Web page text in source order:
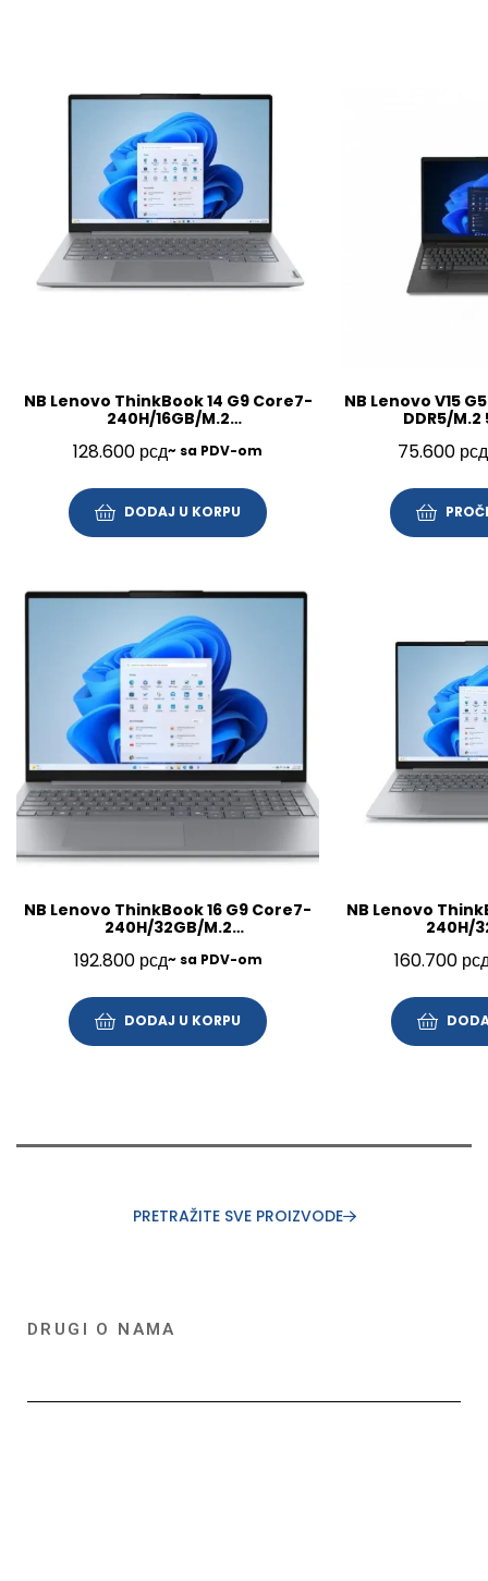
NB Lenovo ThinkBook 14 G9 Core7-
240H/16GB/M.2
128.600 рсд~ sa PDV-om
DODAJ U KORPU
NB Lenovo V15
DDR5/M.2
75.600 рсд
NB Lenovo ThinkBook 16 G9 Core7-
240H/32GB/M.2
192.800 рсд~ sa PDV-om
DODAJ U KORPU
NB Lenovo
240H/
160.700
PRETRAŽITE SVE PROIZVODE
DRUGI O NAMA